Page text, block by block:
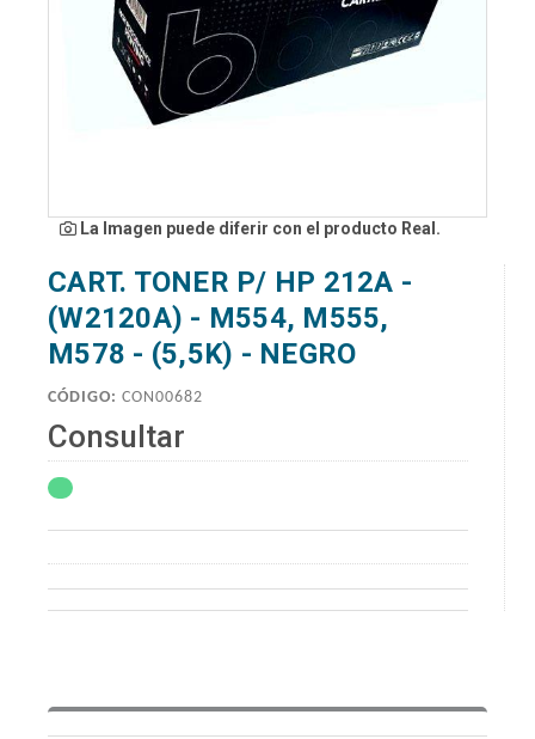
La Imagen puede diferir con el producto Real.
CART. TONER P/ HP 212A -
(W2120A) - M554, M555,
M578 - (5,5K) - NEGRO
CÓDIGO: CON00682
Consultar